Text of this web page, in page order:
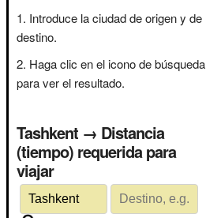
Introduce la ciudad de origen y de
destino.
Haga clic en el icono de búsqueda
para ver el resultado.
Tashkent → Distancia
(tiempo) requerida para
viajar